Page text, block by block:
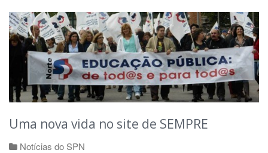
Uma nova vida no site de SEMPRE
Notícias do SPN